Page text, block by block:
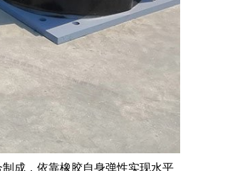
成，依靠橡胶自身弹性实现水平